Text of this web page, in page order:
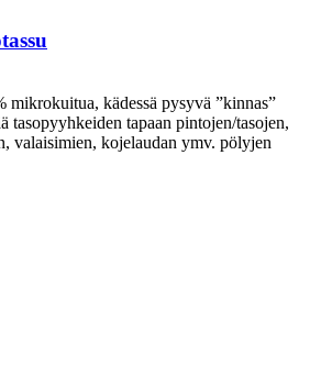
mikrokuitua, kädessä pysyvä ”kinnas”
tasopyyhkeiden tapaan pintojen/tasojen,
valaisimien, kojelaudan ymv. pölyjen